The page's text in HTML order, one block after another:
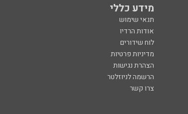
מידע כללי
תנאי שימוש
אודות הרדיו
לוח שידורים
מדיניות פרטיות
הצהרת נגישות
הרשמה לניוזלטר
צרו קשר